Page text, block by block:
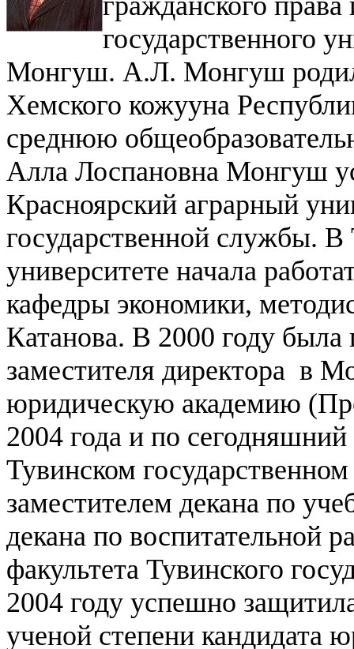
государственного
Монгуш. А.Л. Монгуш
Хемского кожууна
среднюю
Алла Лоспановна Монгуш
Красноярский аграрный
государственной службы. В
университете начала
кафедры экономики,
Катанова. В 2000 году была
заместителя директора в
юридическую академию
2004 года и по
Тувинском
заместителем декана по
декана по воспитательной
факультета Тувинского
2004 году успешно
ученой степени кандидата